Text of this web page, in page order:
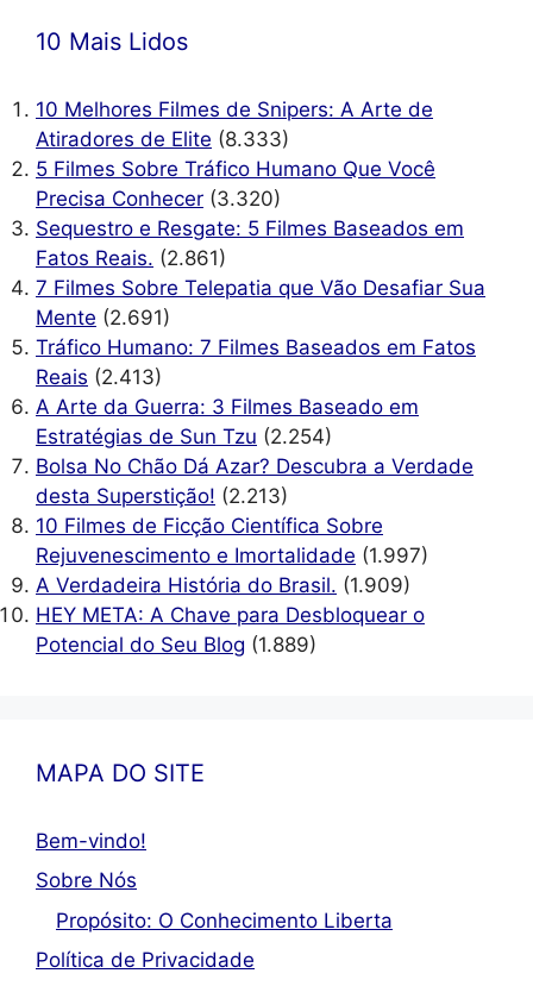
10 Mais Lidos
10 Melhores Filmes de Snipers: A Arte de
Atiradores de Elite (8.333)
5 Filmes Sobre Tráfico Humano Que Você
Precisa Conhecer (3.320)
Sequestro e Resgate: 5 Filmes Baseados em
Fatos Reais. (2.861)
7 Filmes Sobre Telepatia que Vão Desafiar Sua
Mente (2.691)
Tráfico Humano: 7 Filmes Baseados em Fatos
Reais (2.413)
A Arte da Guerra: 3 Filmes Baseado em
Estratégias de Sun Tzu (2.254)
Bolsa No Chão Dá Azar? Descubra a Verdade
desta Superstição! (2.213)
10 Filmes de Ficção Científica Sobre
Rejuvenescimento e Imortalidade (1.997)
A Verdadeira História do Brasil. (1.909)
HEY META: A Chave para Desbloquear o
Potencial do Seu Blog (1.889)
MAPA DO SITE
Bem-vindo!
Sobre Nós
Propósito: O Conhecimento Liberta
Política de Privacidade